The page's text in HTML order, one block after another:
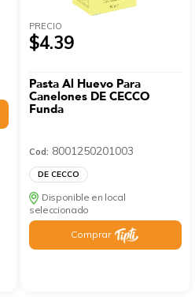
PRECIO
$4.39
Pasta Al Huevo Para
Canelones DE CECCO
Funda
Cod: 8001250201003
DE CECCO
Disponible en local
seleccionado
Comprar